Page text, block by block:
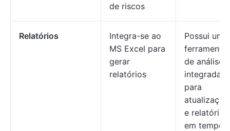
de riscos
Relatórios
Integra-se ao
MS Excel para
gerar
relatórios
Possui uma
ferramenta
de análise
integrada
para
e relatórios
em tempo